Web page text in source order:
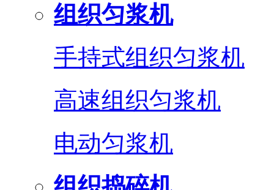
组织匀浆机
手持式组织匀浆机
高速组织匀浆机
电动匀浆机